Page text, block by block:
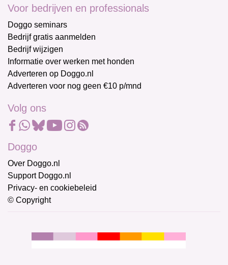
Voor bedrijven en professionals
Doggo seminars
Bedrijf gratis aanmelden
Bedrijf wijzigen
Informatie over werken met honden
Adverteren op Doggo.nl
Adverteren voor nog geen €10 p/mnd
Volg ons
Doggo
Over Doggo.nl
Support Doggo.nl
Privacy- en cookiebeleid
© Copyright